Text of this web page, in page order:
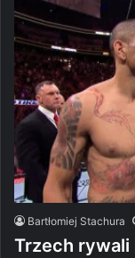
Bartłomiej Stachura
Trzech rywali